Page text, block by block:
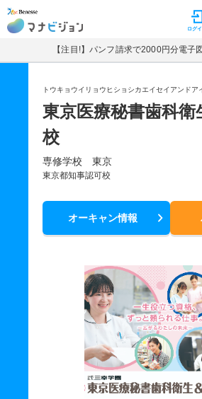
マナビジョン ログ
【注目!】パンフ請求で2000円分電子
トウキョウイリョウヒショシカエイセイアンドア
東京医療秘書歯科衛
校
専修学校 東京
東京都知事認可校
オーキャン情報